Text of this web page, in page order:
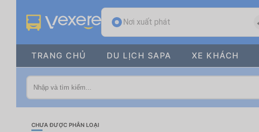
Nơi xuất phát
TRANG CHỦ DU LỊCH SAPA XE KHÁCH
CHƯA ĐƯỢC PHÂN LOẠI